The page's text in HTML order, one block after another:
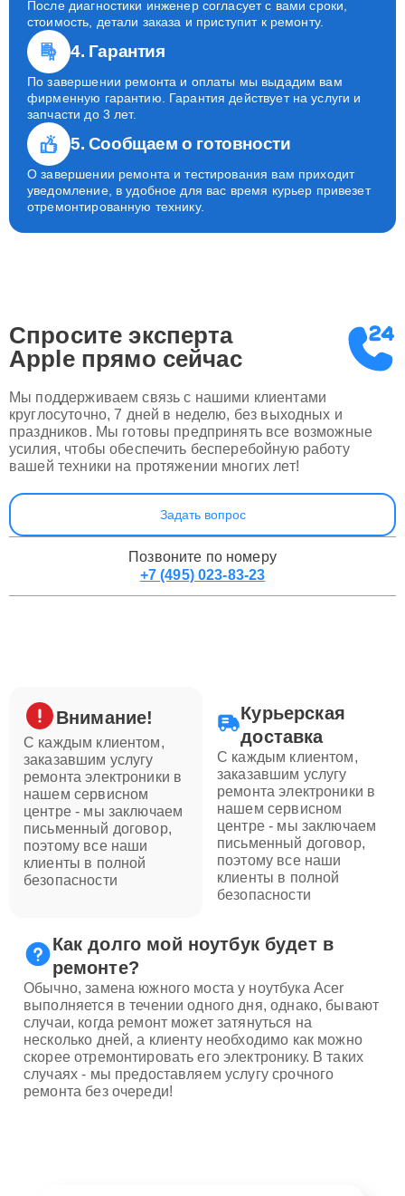
После диагностики инженер согласует с вами сроки,
стоимость, детали заказа и приступит к ремонту.
4. Гарантия
По завершении ремонта и оплаты мы выдадим вам
фирменную гарантию. Гарантия действует на услуги и
запчасти до 3 лет.
5. Сообщаем о готовности
О завершении ремонта и тестирования вам приходит
уведомление, в удобное для вас время курьер привезет
отремонтированную технику.
Спросите эксперта
Apple прямо сейчас
Мы поддерживаем связь с нашими клиентами
круглосуточно, 7 дней в неделю, без выходных и
праздников. Мы готовы предпринять все возможные
усилия, чтобы обеспечить бесперебойную работу
вашей техники на протяжении многих лет!
Задать вопрос
Позвоните по номеру
+7 (495) 023-83-23
Внимание!
С каждым клиентом,
заказавшим услугу
ремонта электроники в
нашем сервисном
центре - мы заключаем
письменный договор,
поэтому все наши
клиенты в полной
безопасности
Курьерская
доставка
С каждым клиентом,
заказавшим услугу
ремонта электроники в
нашем сервисном
центре - мы заключаем
письменный договор,
поэтому все наши
клиенты в полной
безопасности
Как долго мой ноутбук будет в
ремонте?
Обычно, замена южного моста у ноутбука Acer
выполняется в течении одного дня, однако, бывают
случаи, когда ремонт может затянуться на
несколько дней, а клиенту необходимо как можно
скорее отремонтировать его электронику. В таких
случаях - мы предоставляем услугу срочного
ремонта без очереди!